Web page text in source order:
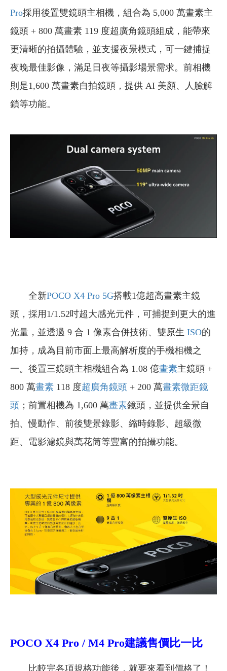
Pro採用後置雙鏡頭主相機，組合為 5,000 萬畫素主
鏡頭 + 800 萬畫素 119 度超廣角鏡頭組成，能帶來
更清晰的拍攝體驗，並支援夜景模式，可一鍵捕捉
夜晚最佳影像，滿足日夜等攝影場景需求。前相機
則是1,600 萬畫素自拍鏡頭，提供 AI 美顏、人臉解
鎖等功能。
全新POCO X4 Pro 5G搭載1億超高畫素主鏡
頭，採用1/1.52吋超大感光元件，可捕捉到更大的進
光量，並透過 9 合 1 像素合併技術、雙原生 ISO的
加持，成為目前市面上最高解析度的手機相機之
一。後置三鏡頭主相機組合為 1.08 億畫素主鏡頭 +
800 萬畫素 118 度超廣角鏡頭 + 200 萬畫素微距鏡
頭 ；前置相機為 1,600 萬畫素鏡頭，並提供全景自
拍、慢動作、前後雙景錄影、縮時錄影、超級微
距、電影濾鏡與萬花筒等豐富的拍攝功能。
POCO X4 Pro / M4 Pro建議售價比一比
比較完各項規格功能後，就要來看到價格了！